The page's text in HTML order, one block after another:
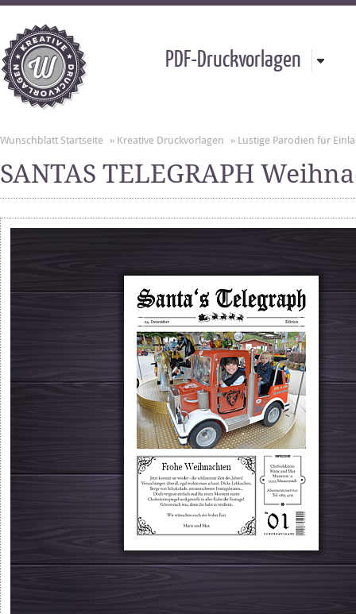
PDF-Druckvorlagen
Wunschblatt Startseite » Kreative Druckvorlagen » Lustige Parodien für
SANTAS TELEGRAPH